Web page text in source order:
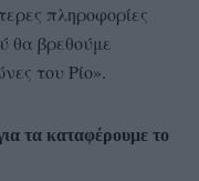
πληροφορίες
θα βρεθούμε
του Ρίο».
τα καταφέρουμε το